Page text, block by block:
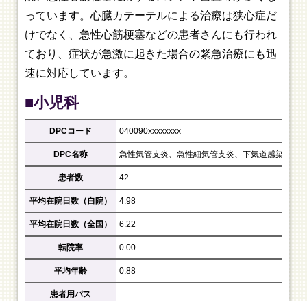
っています。心臓カテーテルによる治療は狭心症だ
けでなく、急性心筋梗塞などの患者さんにも行われ
ており、症状が急激に起きた場合の緊急治療にも迅
速に対応しています。
■小児科
DPCコード
DPC名称
患者数
平均在院日数（自院）
平均在院日数（全国）
転院率
平均年齢
患者用パス
040090xxxxxxxx
急性気管支炎、急性細気管支炎、下気道感染症（
42
4.98
6.22
0.00
0.88